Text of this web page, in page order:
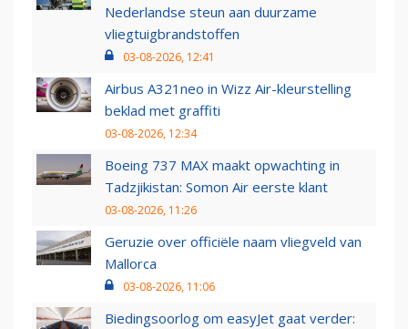
Nederlandse steun aan duurzame
vliegtuigbrandstoffen
03-08-2026, 12:41
Airbus A321neo in Wizz Air-kleurstelling
beklad met graffiti
03-08-2026, 12:34
Boeing 737 MAX maakt opwachting in
Tadzjikistan: Somon Air eerste klant
03-08-2026, 11:26
Geruzie over officiële naam vliegveld van
Mallorca
03-08-2026, 11:06
Biedingsoorlog om easyJet gaat verder: